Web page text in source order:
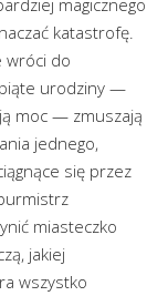
katastrofę.
wróci do
urodziny —
moc — zmuszają
jednego,
się przez
miasteczko
jakiej
wszystko